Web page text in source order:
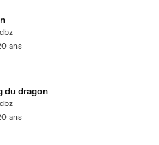
ans
du dragon
ans